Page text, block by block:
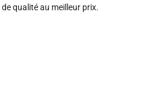
qualité au meilleur prix.